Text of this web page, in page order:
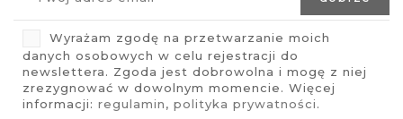
Wyrażam zgodę na przetwarzanie moich
danych osobowych w celu rejestracji do
newslettera. Zgoda jest dobrowolna i mogę z niej
zrezygnować w dowolnym momencie. Więcej
informacji: regulamin, polityka prywatności.